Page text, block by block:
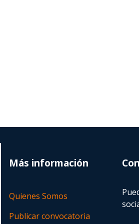
Más información
Quienes Somos
Publicar convocatoria